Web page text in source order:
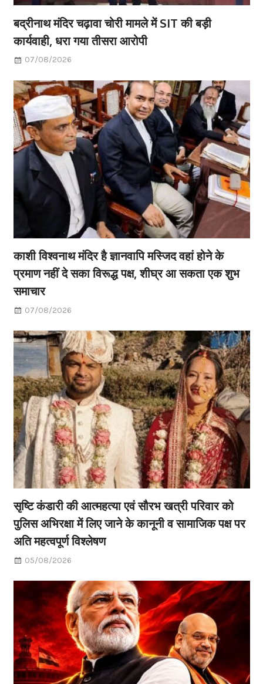
बद्रीनाथ मंदिर चढ़ावा चोरी मामले में SIT की बड़ी
कार्यवाही, धरा गया तीसरा आरोपी
07/08/2026
काशी विश्वनाथ मंदिर है ज्ञानवापि मस्जिद वहां होने के
प्रमाण नहीं दे सका विरूद्ध पक्ष, शीघ्र आ सकता एक शुभ
समाचार
07/08/2026
सृष्टि कंडारी की आत्महत्या एवं सौरभ खत्री परिवार को
पुलिस अभिरक्षा में लिए जाने के कानूनी व सामाजिक पक्ष पर
अति महत्वपूर्ण विश्लेषण
05/08/2026